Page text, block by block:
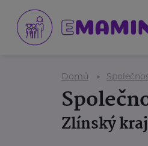
Domů
Zlínský